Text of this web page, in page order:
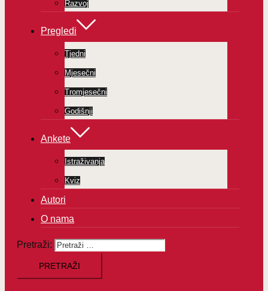
Razvoj
Pregledi
Tjedni
Mjesečni
Tromjesečni
Godišnji
Ankete
Istraživanja
Kviz
Autori
O nama
Pretraži: